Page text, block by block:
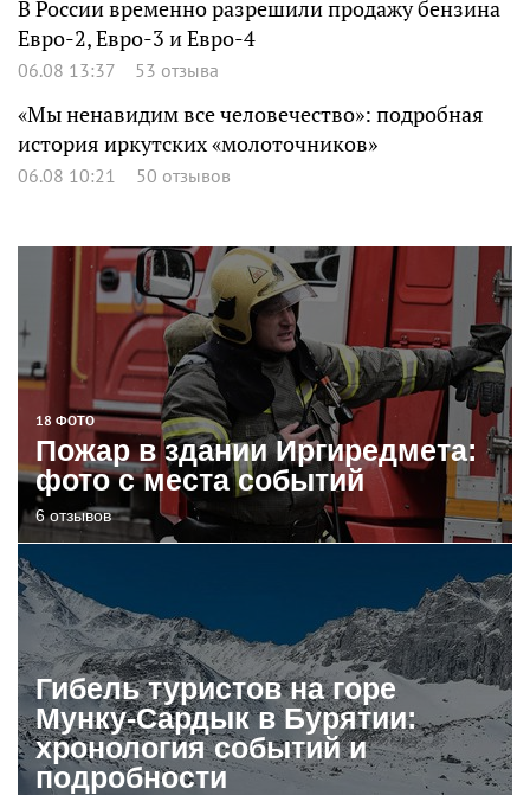
В России временно разрешили продажу бензина
Евро-2, Евро-3 и Евро-4
06.08 13:37 53 отзыва
«Мы ненавидим все человечество»: подробная
история иркутских «молоточников»
06.08 10:21 50 отзывов
18 ФОТО
Пожар в здании Иргиредмета:
фото с места событий
6 отзывов
Гибель туристов на горе
Мунку-Сардык в Бурятии:
хронология событий и
подробности